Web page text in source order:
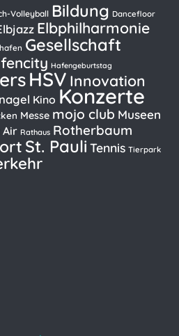
Volleyball Bildung Dancefloor
Elbphilharmonie
Gesellschaft
Hafengeburtstag
HSV Innovation
Kino Konzerte
Messe mojo club Museen
Air Rathaus Rotherbaum
St. Pauli Tennis Tierpark